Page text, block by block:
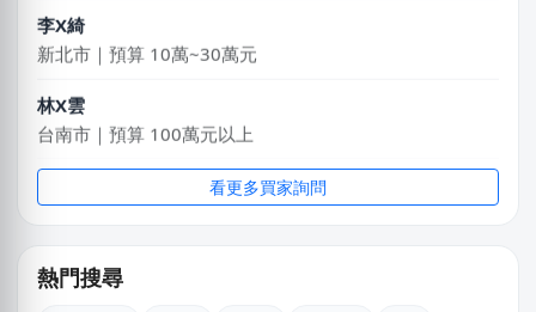
李X綺
新北市｜預算 10萬~30萬元
林X雲
台南市｜預算 100萬元以上
謝X生
台中市｜預算 10萬~30萬元
南投縣｜預算 10萬~30萬元
看更多買家詢問
熱門搜尋